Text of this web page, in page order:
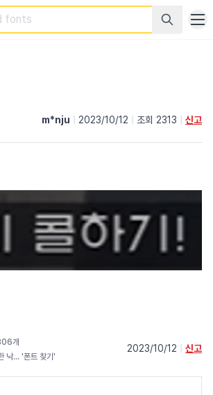
m*nju 2023/10/12 조회 2313 신고
개
낙... '폰트 찾기'
2023/10/12 신고